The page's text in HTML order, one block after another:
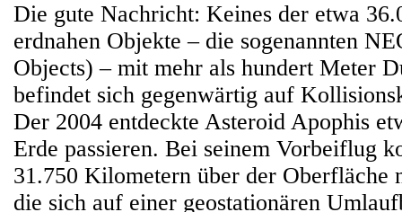
Die gute Nachricht: Keines der etwa
erdnahen Objekte – die sogenannten
Objects) – mit mehr als hundert Meter
befindet sich gegenwärtig auf
Der 2004 entdeckte Asteroid Apophis
Erde passieren. Bei seinem Vorbeiflug
31.750 Kilometern über der Oberfläche
die sich auf einer geostationären